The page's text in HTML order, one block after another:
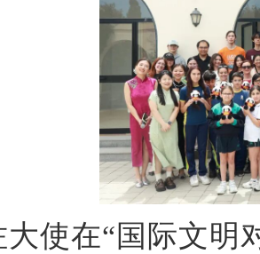
大使在“国际文明